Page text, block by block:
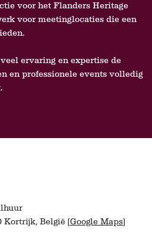
voor het Flanders Heritage
voor meetinglocaties die een
ervaring en expertise de
en professionele events volledig
Kortrijk, België (Google Maps)